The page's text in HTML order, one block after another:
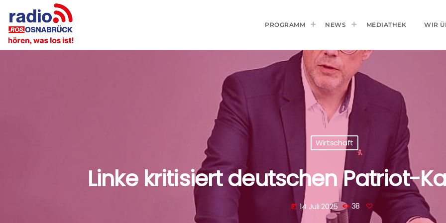
PROGRAMM NEWS MEDIATHEK WIR
Wirtschaft
Linke kritisiert deutschen Patriot-
today 14 Juli 2025 38